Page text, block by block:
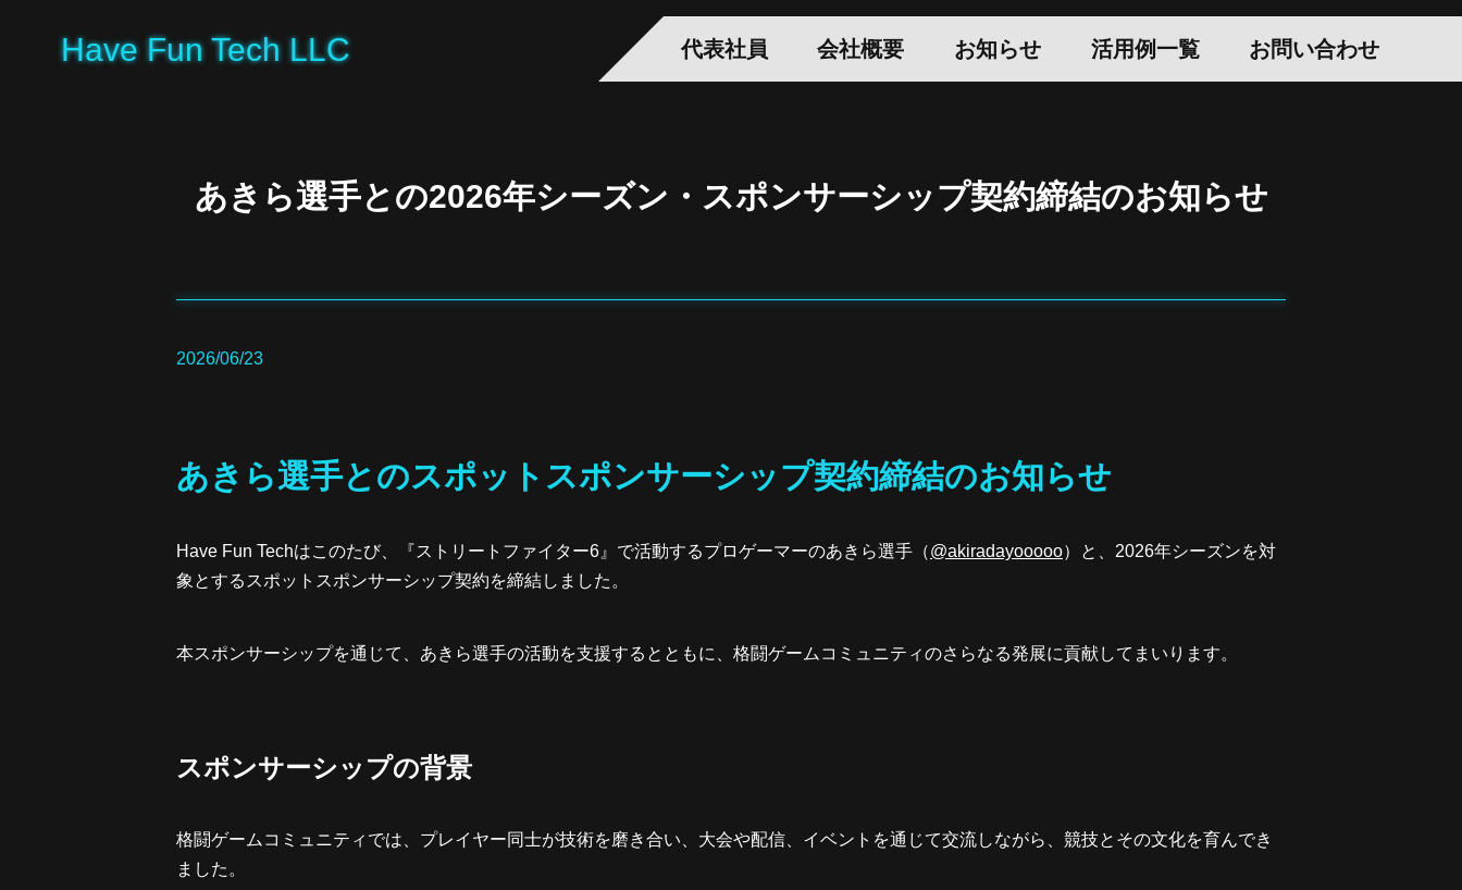
Have Fun Tech LLC 代表社員 会社概要 お知らせ 活用例一覧 お問い合わせ
あきら選手との2026年シーズン・スポンサーシップ契約締結のお知らせ
2026/06/23
あきら選手とのスポットスポンサーシップ契約締結のお知らせ
Have Fun Techはこのたび、『ストリートファイター6』で活動するプロゲーマーのあきら選手（@akiradayooooo）と、2026年シーズンを対
象とするスポットスポンサーシップ契約を締結しました。
本スポンサーシップを通じて、あきら選手の活動を支援するとともに、格闘ゲームコミュニティのさらなる発展に貢献してまいります。
スポンサーシップの背景
格闘ゲームコミュニティでは、プレイヤー同士が技術を磨き合い、大会や配信、イベントを通じて交流しながら、競技とその文化を育んでき
ました。